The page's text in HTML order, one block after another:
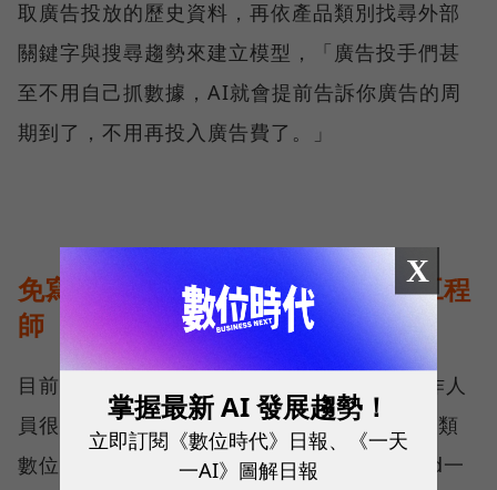
取廣告投放的歷史資料，再依產品類別找尋外部
關鍵字與搜尋趨勢來建立模型，「廣告投手們甚
至不用自己抓數據，AI就會提前告訴你廣告的周
期到了，不用再投入廣告費了。」
免寫程式的數位工具，讓人人都是工程
師
目前在導入MoBagel產品的企業裡，內部操作人
員很多都是非IT人士。鍾哲民認為，「運用這類
數位工具的能力，有一天會跟用Excel、Word一
X
掌握最新 AI 發展趨勢！
立即訂閱《數位時代》日報、《一天
一AI》圖解日報